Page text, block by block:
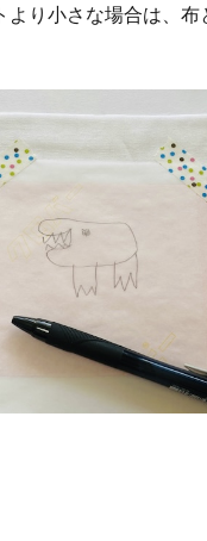
より小さな場合は、